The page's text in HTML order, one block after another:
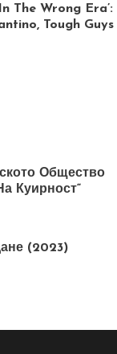
The Wrong Era’:
Tough Guys
Общество
Куирност“
(2023)